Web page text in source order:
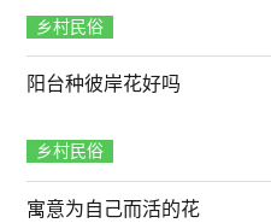
乡村民俗
阳台种彼岸花好吗
乡村民俗
寓意为自己而活的花